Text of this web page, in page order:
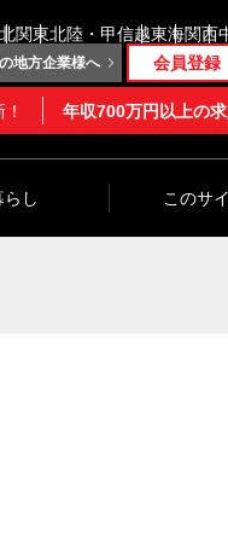
関東北陸・甲信越東海関西
地方企業様へ 会員登録
年収700万円以上の求
し このサ